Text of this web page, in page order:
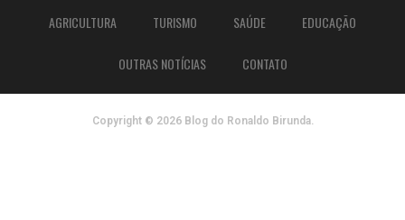
AGRICULTURA TURISMO SAÚDE EDUCAÇÃO
OUTRAS NOTÍCIAS CONTATO
Copyright © 2026 Blog do Ronaldo Birunda.